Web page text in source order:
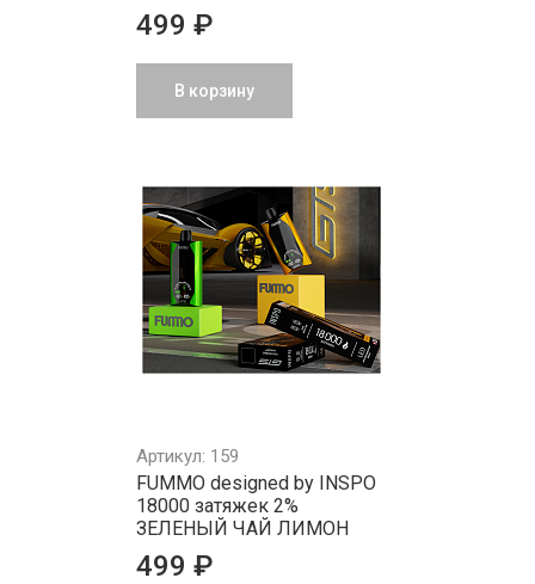
499 ₽
В корзину
Артикул: 159
FUMMO designed by INSPO
18000 затяжек 2%
ЗЕЛЕНЫЙ ЧАЙ ЛИМОН
499 ₽